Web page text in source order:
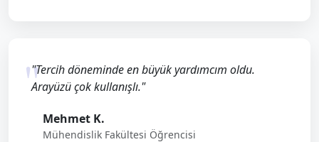
"Tercih döneminde en büyük yardımcım oldu.
Arayüzü çok kullanışlı."
Mehmet K.
Mühendislik Fakültesi Öğrencisi